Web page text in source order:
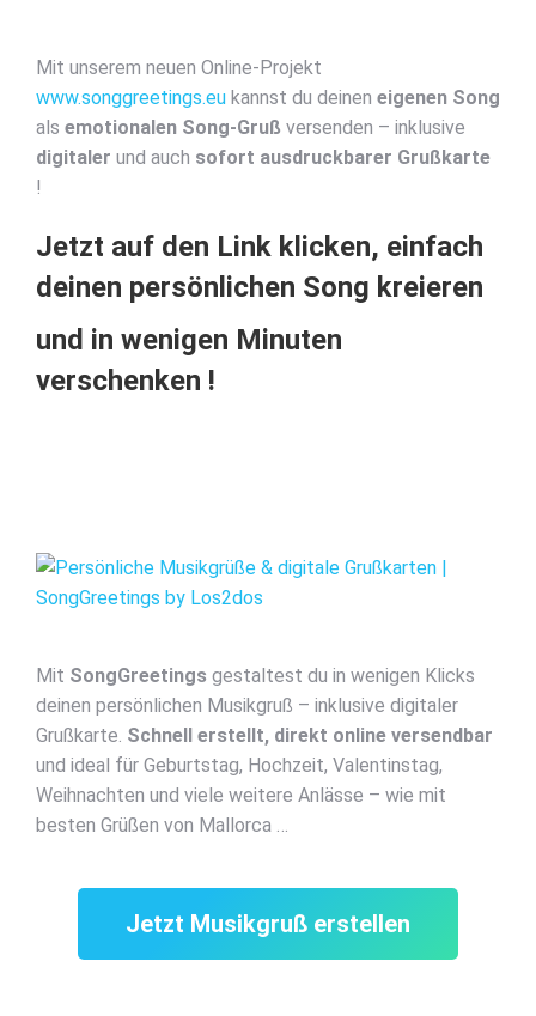
Mit unserem neuen Online-Projekt
www.songgreetings.eu kannst du deinen eigenen Song
als emotionalen Song-Gruß versenden – inklusive
digitaler und auch sofort ausdruckbarer Grußkarte
!
Jetzt auf den Link klicken, einfach
deinen persönlichen Song kreieren
und in wenigen Minuten
verschenken !
Mit SongGreetings gestaltest du in wenigen Klicks
deinen persönlichen Musikgruß – inklusive digitaler
Grußkarte. Schnell erstellt, direkt online versendbar
und ideal für Geburtstag, Hochzeit, Valentinstag,
Weihnachten und viele weitere Anlässe – wie mit
besten Grüßen von Mallorca …
Jetzt Musikgruß erstellen